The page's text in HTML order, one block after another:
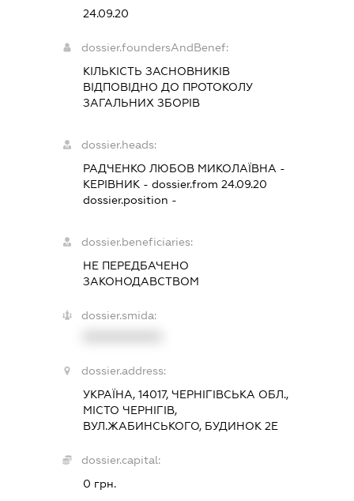
24.09.20
dossier.foundersAndBenef:
КІЛЬКІСТЬ ЗАСНОВНИКІВ
ВІДПОВІДНО ДО ПРОТОКОЛУ
ЗАГАЛЬНИХ ЗБОРІВ
dossier.heads:
РАДЧЕНКО ЛЮБОВ МИКОЛАЇВНА -
КЕРІВНИК - dossier.from 24.09.20
dossier.position -
dossier.beneficiaries:
НЕ ПЕРЕДБАЧЕНО
ЗАКОНОДАВСТВОМ
dossier.smida:
dossier.address:
УКРАЇНА, 14017, ЧЕРНІГІВСЬКА ОБЛ.,
МІСТО ЧЕРНІГІВ,
ВУЛ.ЖАБИНСЬКОГО, БУДИНОК 2Е
dossier.capital:
0 грн.